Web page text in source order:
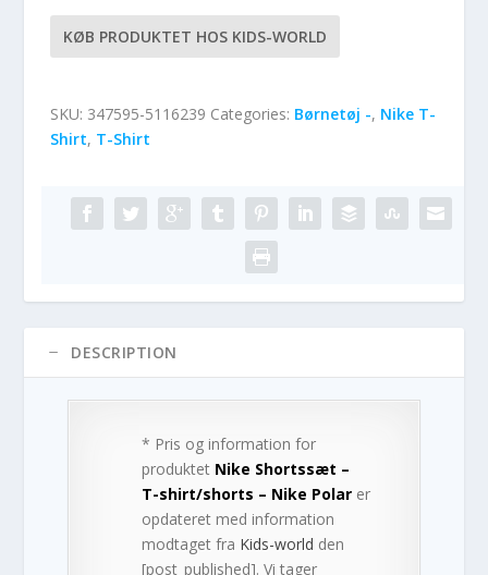
KØB PRODUKTET HOS KIDS-WORLD
SKU: 347595-5116239 Categories: Børnetøj -, Nike T-
Shirt, T-Shirt
DESCRIPTION
* Pris og information for
produktet Nike Shortssæt –
T-shirt/shorts – Nike Polar er
opdateret med information
modtaget fra Kids-world den
[post_published]. Vi tager